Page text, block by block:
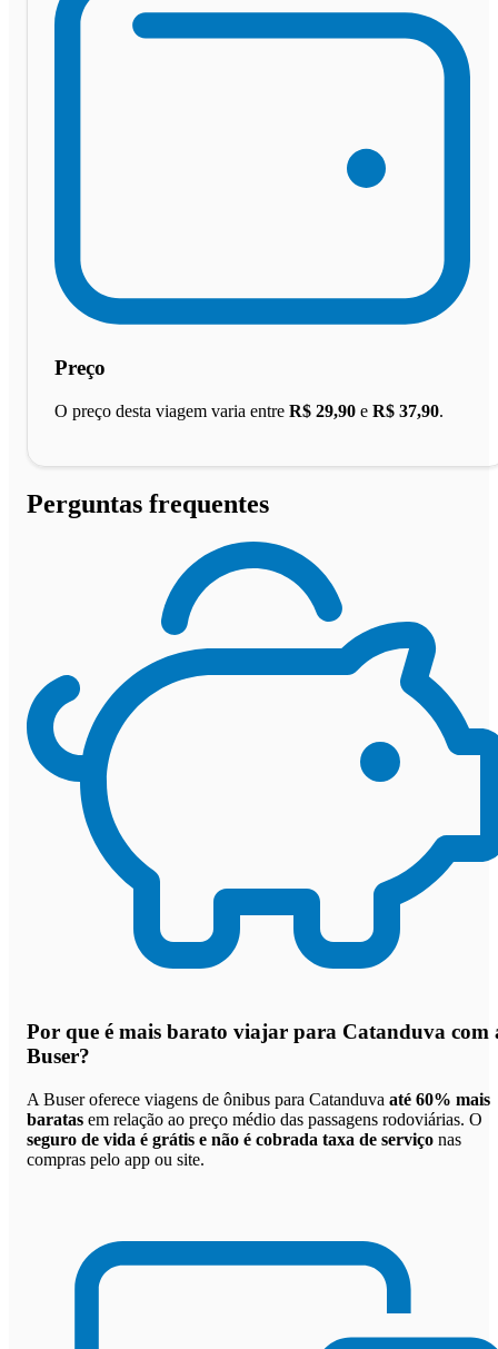
Preço
O preço desta viagem varia entre R$ 29,90 e R$ 37,90.
Perguntas frequentes
Por que é mais barato viajar para Catanduva com
Buser?
A Buser oferece viagens de ônibus para Catanduva até 60% mais
baratas em relação ao preço médio das passagens rodoviárias. O
seguro de vida é grátis e não é cobrada taxa de serviço nas
compras pelo app ou site.